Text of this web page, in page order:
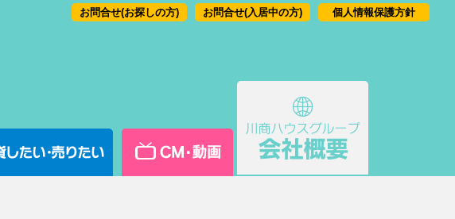
個人情報保護方針
お問合せ(入居中の方)
お問合せ(お探しの方)